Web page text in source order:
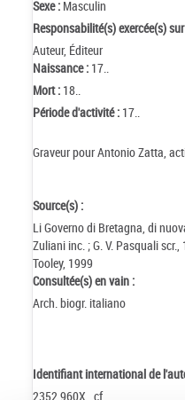
Sexe : Masculin
Responsabilité(s) exercée(s)
Auteur, Éditeur
Naissance : 17..
Mort : 18..
Période d'activité : 17..
Graveur pour Antonio Zatta,
Source(s) :
Li Governo di Bretagna, di
Zuliani inc. ; G. V. Pasquali scr.,
Tooley, 1999
Consultée(s) en vain :
Arch. biogr. italiano
Identifiant international de
2352 960X , cf.